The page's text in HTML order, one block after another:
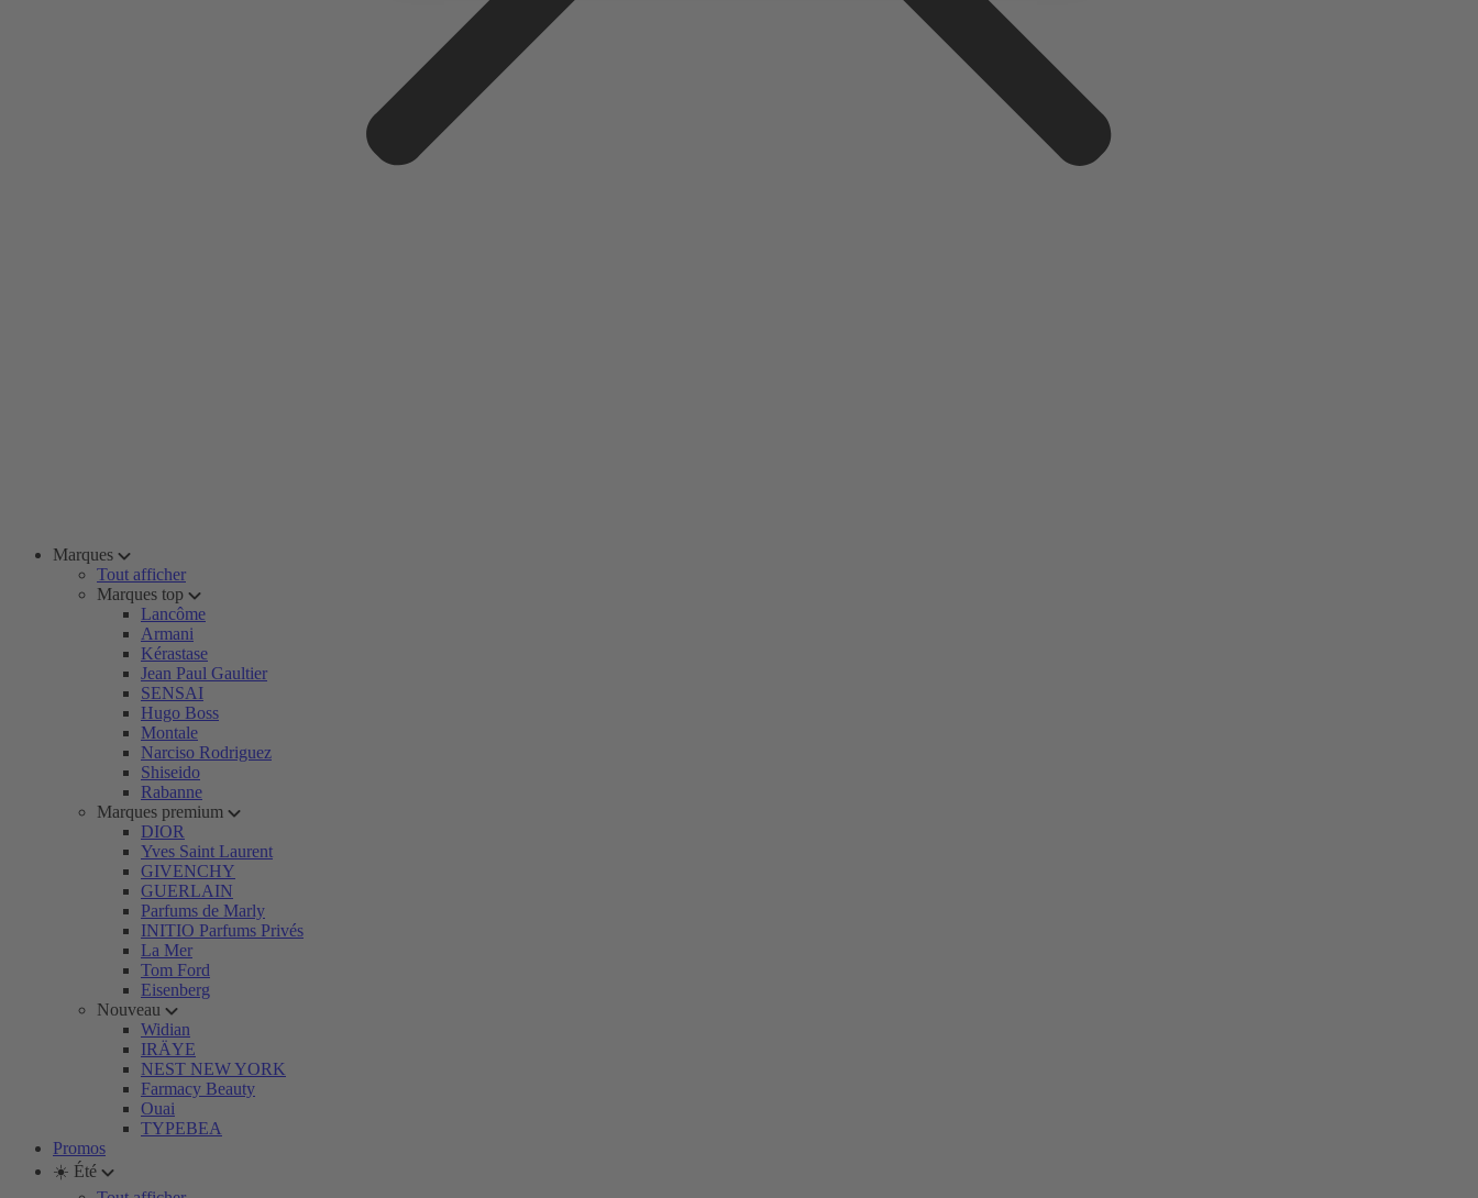
Marques
Tout afficher
Marques top
Lancôme
Armani
Kérastase
Jean Paul Gaultier
SENSAI
Hugo Boss
Montale
Narciso Rodriguez
Shiseido
Rabanne
Marques premium
DIOR
Yves Saint Laurent
GIVENCHY
GUERLAIN
Parfums de Marly
INITIO Parfums Privés
La Mer
Tom Ford
Eisenberg
Nouveau
Widian
IRÄYE
NEST NEW YORK
Farmacy Beauty
Ouai
TYPEBEA
Promos
☀️ Été